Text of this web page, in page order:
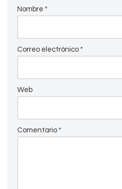
Nombre *
Correo electrónico *
Web
Comentario *